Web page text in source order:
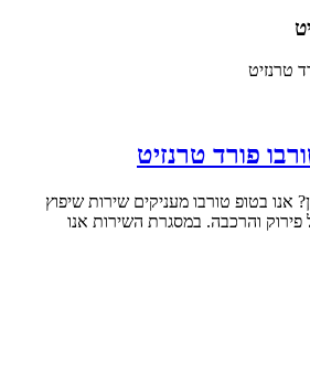
טרנזיט
פורד טרנזיט
אנו בטופ טורבו מעניקים שירות שיפוץ
פירוק והרכבה. במסגרת השירות אנו